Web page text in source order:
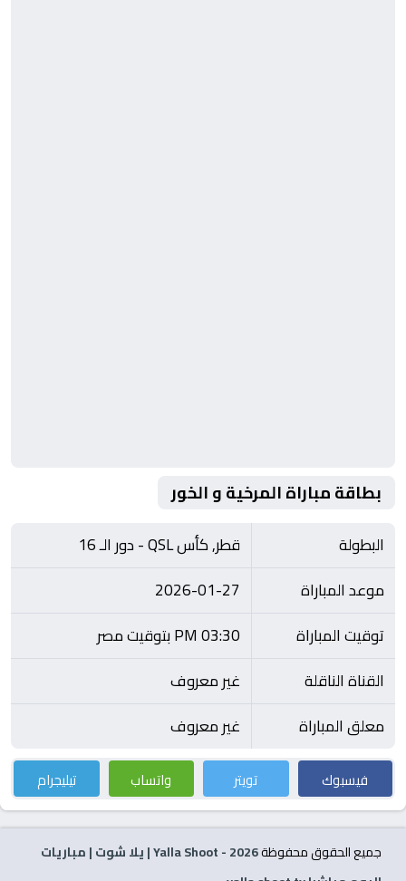
بطاقة مباراة المرخية و الخور
البطولة
قطر, كأس QSL - دور الـ 16
موعد المباراة
2026-01-27
توقيت المباراة
03:30 PM بتوقيت مصر
القناة الناقلة
غير معروف
معلق المباراة
غير معروف
فيسبوك تويتر واتساب تيليجرام
جميع الحقوق محفوظة2026
- Yalla Shoot | يلا شوت | مباريات